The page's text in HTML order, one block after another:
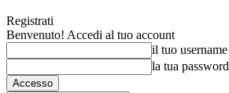
Registrati
Benvenuto! Accedi al tuo account
il tuo username
la tua password